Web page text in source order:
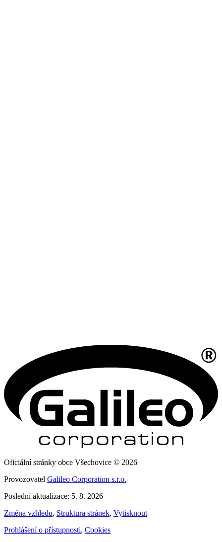
Oficiální stránky obce Všechovice © 2026
Provozovatel Galileo Corporation s.r.o.
Poslední aktualizace: 5. 8. 2026
Změna vzhledu, Struktura stránek, Vytisknout
Prohlášení o přístupnosti, Cookies